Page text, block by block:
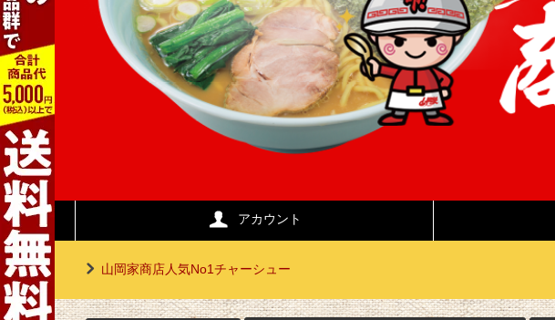
アカウント
山岡家商店人気No1チャーシュー